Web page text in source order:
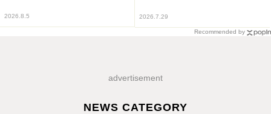
2026.8.5 2026.7.29
Recommended by
advertisement
NEWS CATEGORY